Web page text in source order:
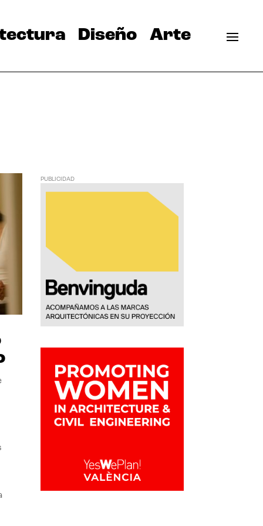
Diseño Arte
PUBLICIDAD